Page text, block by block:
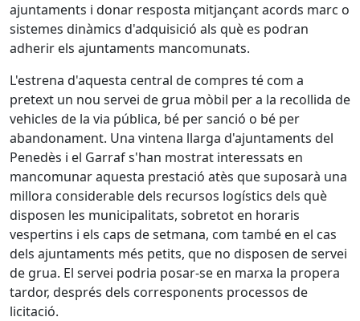
ajuntaments i donar resposta mitjançant acords marc o
sistemes dinàmics d'adquisició als què es podran
adherir els ajuntaments mancomunats.
L'estrena d'aquesta central de compres té com a
pretext un nou servei de grua mòbil per a la recollida de
vehicles de la via pública, bé per sanció o bé per
abandonament. Una vintena llarga d'ajuntaments del
Penedès i el Garraf s'han mostrat interessats en
mancomunar aquesta prestació atès que suposarà una
millora considerable dels recursos logístics dels què
disposen les municipalitats, sobretot en horaris
vespertins i els caps de setmana, com també en el cas
dels ajuntaments més petits, que no disposen de servei
de grua. El servei podria posar-se en marxa la propera
tardor, després dels corresponents processos de
licitació.